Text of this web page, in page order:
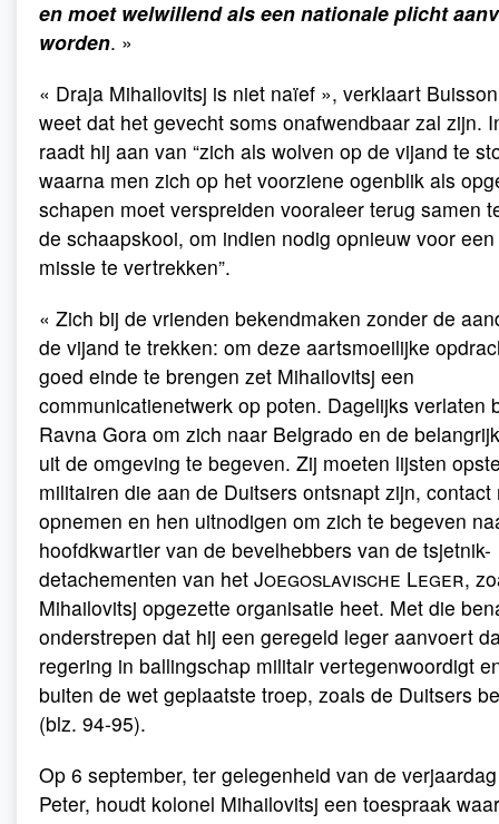
en moet welwillend als een nationale plicht
worden. »
« Draja Mihailovitsj is niet naïef », verklaart
weet dat het gevecht soms onafwendbaar zal zijn.
raadt hij aan van “zich als wolven op de vijand te
waarna men zich op het voorziene ogenblik als
schapen moet verspreiden vooraleer terug samen
de schaapskooi, om indien nodig opnieuw voor
missie te vertrekken”.
« Zich bij de vrienden bekendmaken zonder de
de vijand te trekken: om deze aartsmoeilijke
goed einde te brengen zet Mihailovitsj een
communicatienetwerk op poten. Dagelijks verlaten
Ravna Gora om zich naar Belgrado en de
uit de omgeving te begeven. Zij moeten lijsten
militairen die aan de Duitsers ontsnapt zijn, contact
opnemen en hen uitnodigen om zich te begeven
hoofdkwartier van de bevelhebbers van de tsjetnik-
detachementen van het Joegoslavische Leger,
Mihailovitsj opgezette organisatie heet. Met die
onderstrepen dat hij een geregeld leger aanvoert
regering in ballingschap militair vertegenwoordigt
buiten de wet geplaatste troep, zoals de Duitsers
(blz. 94-95).
Op 6 september, ter gelegenheid van de
Peter, houdt kolonel Mihailovitsj een toespraak